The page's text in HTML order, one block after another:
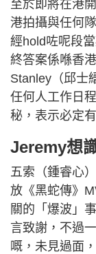
至於即將在港
港拍攝與任何
經hold咗呢段
終答案係喺香
Stanley（邱士
任何人工作日
秘，表示必定
Jeremy想
五索（鍾睿心
放《黑蛇傳》
關的「爆波」
言致謝，不過
嘅，未見過面